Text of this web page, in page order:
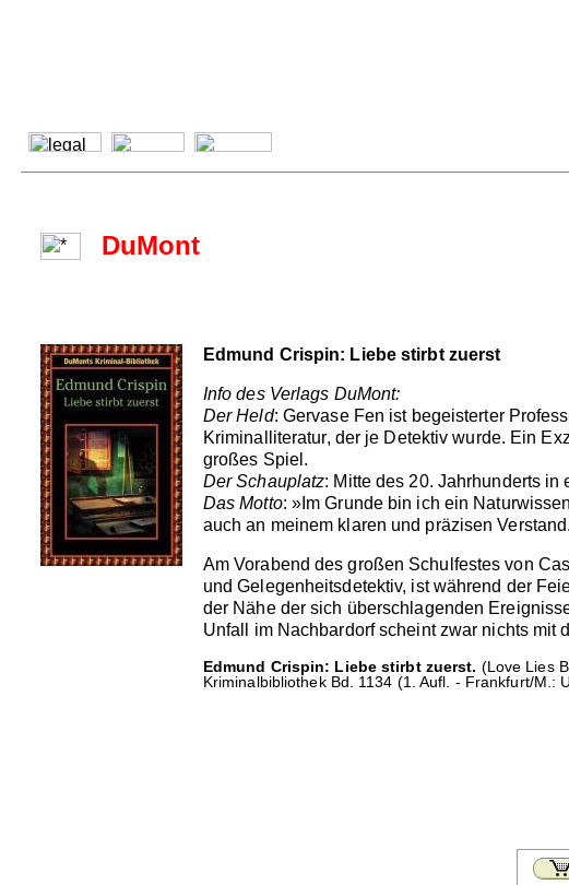
DuMont
Edmund Crispin: Liebe stirbt zuerst
Info des Verlags DuMont:
Der Held: Gervase Fen ist begeisterter
Kriminalliteratur, der je Detektiv wurde. Ein
großes Spiel.
Der Schauplatz: Mitte des 20. Jahrhunderts in
Das Motto: »Im Grunde bin ich ein
auch an meinem klaren und präzisen
Am Vorabend des großen Schulfestes von
und Gelegenheitsdetektiv, ist während der
der Nähe der sich überschlagenden
Unfall im Nachbardorf scheint zwar nichts mit
Edmund Crispin: Liebe stirbt zuerst. (Love Lies
Kriminalbibliothek Bd. 1134 (1. Aufl. - Frankfurt/M.: